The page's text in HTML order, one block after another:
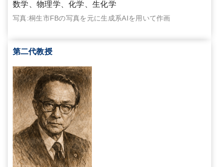
数学、物理学、化学、生化学
写真:桐生市FBの写真を元に生成系AIを用いて作画
第二代教授